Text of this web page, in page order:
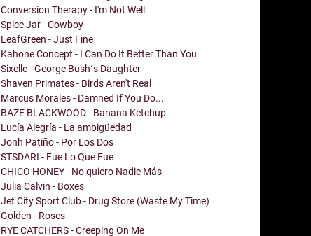
Conversion Therapy - I'm Not Well
Spice Jar - Cowboy
LeafGreen - Just Fine
Kahone Concept - I Can Do It Better Than You
Sixelle - George Bush´s Daughter
Shaven Primates - Birds Aren't Real
Marcus Morales - Damned If You Do...
BAZE BLACKWOOD - Banana Ketchup
Lucía Alegría - La ambigüedad
Jonh Patiño - Por Los Dos
STSDARI - Fue Lo Que Fue
CHICO HONEY - No quiero Nadie Más
Julia Calvin - Boxes
Jet City Sport Club - Drug Store (Waste My Time)
Golden - Roses
RYE CATCHERS - Creeping On Me